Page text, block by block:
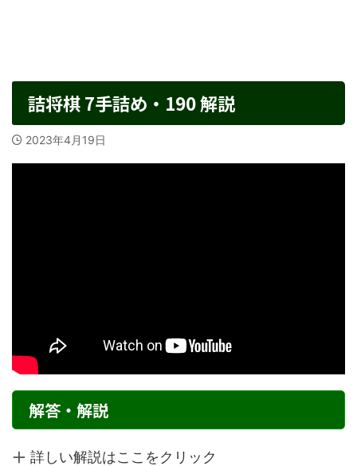
詰将棋 7手詰め・190 解説
2023年4月19日
解答・解説
詳しい解説はここをクリック